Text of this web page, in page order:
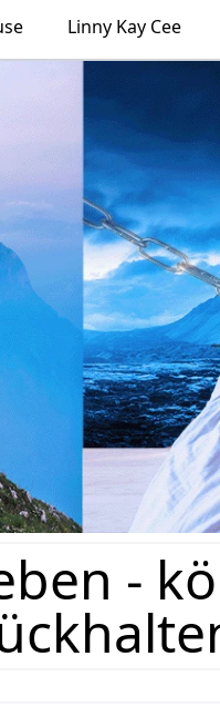
Linny Kay Cee
-